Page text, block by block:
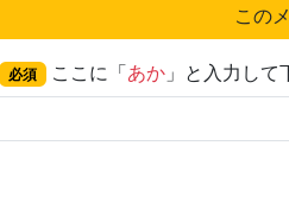
この
必須 ここに「あか」と入力して